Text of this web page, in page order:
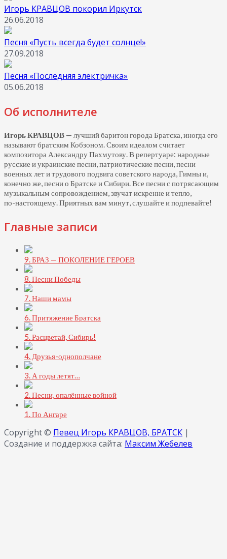
Игорь КРАВЦОВ покорил Иркутск
26.06.2018
Песня «Пусть всегда будет солнце!»
27.09.2018
Песня «Последняя электричка»
05.06.2018
Об исполнителе
Игорь КРАВЦОВ — лучший баритон города Братска, иногда его
называют братским Кобзоном. Своим идеалом считает
композитора Александру Пахмутову. В репертуаре: народные
русские и украинские песни, патриотические песни, песни
военных лет и трудового подвига советского народа, Гимны и,
конечно же, песни о Братске и Сибири. Все песни с потрясающим
музыкальным сопровождением, звучат искренне и тепло,
по-настоящему.Приятных вам минут, слушайте и подпевайте!
Главные записи
9. БРАЗ — ПОКОЛЕНИЕ ГЕРОЕВ
8. Песни Победы
7. Наши мамы
6. Притяжение Братска
5. Расцветай, Сибирь!
4. Друзья-однополчане
3. А годы летят…
2. Песни, опалённые войной
1. По Ангаре
Copyright © Певец Игорь КРАВЦОВ, БРАТСК |
Создание и поддержка сайта: Максим Жебелев